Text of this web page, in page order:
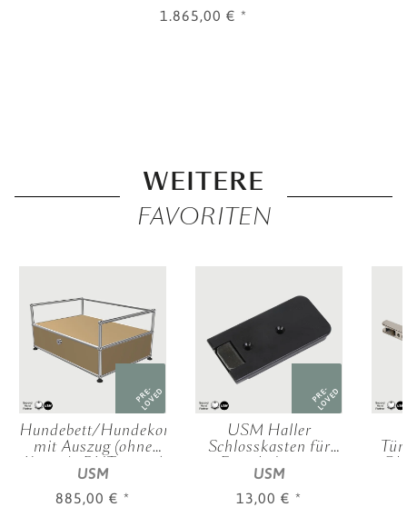
1.865,00 € *
WEITERE
FAVORITEN
PRE-
LOVED
Hundebett/Hundekorb
mit Auszug (ohne
Kissen), BHT: 0,75 |
0,32 | 0,50 m,
verschied. Farben
USM
885,00 € *
PRE-
LOVED
USM Haller
Schlosskasten für
Einschubtüren
USM
13,00 € *